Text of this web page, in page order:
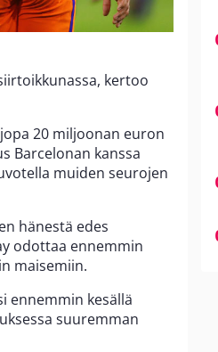
kertoo
20 miljoonan euron
Barcelonan kanssa
muiden seurojen
hänestä edes
odottaa ennemmin
maisemiin.
ennemmin kesällä
suuremman